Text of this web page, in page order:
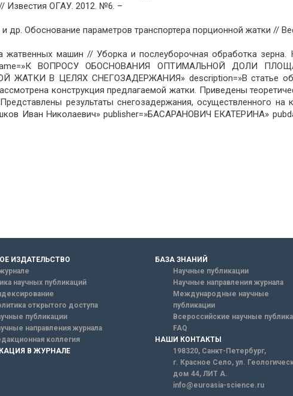
Известия ОГАУ. 2012. №6. –
др. Обоснование параметров транспортера порционной жатки //
машин // Уборка и послеуборочная обработка
name=»К ВОПРОСУ ОБОСНОВАНИЯ ОПТИМАЛЬНОЙ ДОЛИ
В ЦЕЛЯХ СНЕГОЗАДЕРЖАНИЯ» description=»В статье
конструкция предлагаемой жатки. Приведены
результаты снегозадержания, осуществленного на
Иван Николаевич» publisher=»БАСАРАНОВИЧ ЕКАТЕРИНА»
ИЗДАТЕЛЬСТВО
научных публикаций
открытого доступа
публикации
направления журнала
коллегия
В ЖУРНАЛЕ
БАЗА ЗНАНИЙ
Научные публикации
Научные направления журнала
Международные научные
публикации
Всероссийские научные
FAQ
НАШИ КОНТАКТЫ
198320, Санкт-Петербург,
г. Красное Село, ул.
дом 44, ЛИТ А.
info@euroasia-science.ru